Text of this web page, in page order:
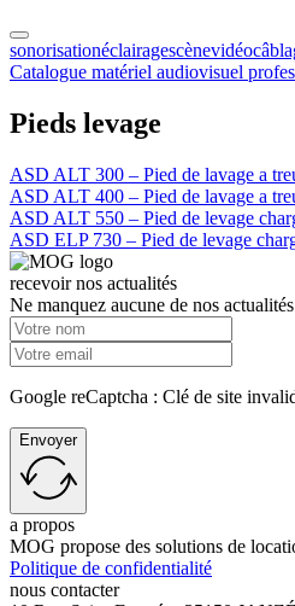
sonorisationéclairagescènevidéo
Catalogue matériel audiovisuel
Pieds levage
ASD ALT 300 – Pied de lavage a
ASD ALT 400 – Pied de lavage a
ASD ALT 550 – Pied de levage
ASD ELP 730 – Pied de levage
recevoir nos actualités
Ne manquez aucune de nos
Google reCaptcha : Clé de site
Envoyer
a propos
MOG propose des solutions de
Politique de confidentialité
nous contacter